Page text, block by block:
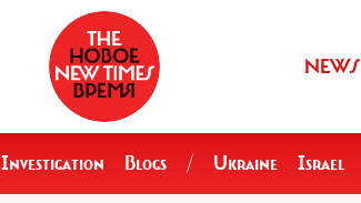
NEWS
Investigation Blogs / Ukraine Israel